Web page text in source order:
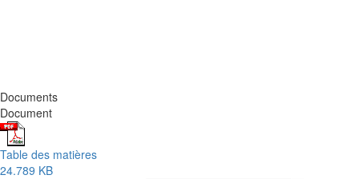
Documents
Document
Table des matières
24.789 KB